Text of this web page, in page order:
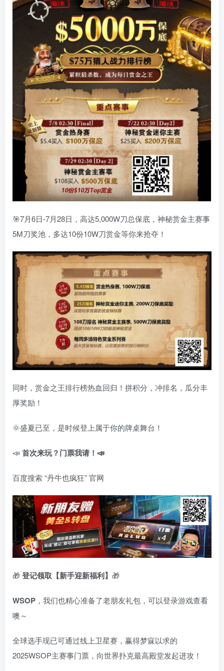
🎯7月6日-7月28日，高达5,000W刀总保底，神秘赏金主赛事
5M刀奖池，多达10份10W刀赏金等你来抢夺！
同时，赏金之王排行榜热血回归！拼积分，冲排名，瓜分丰
厚奖励！
🌞盛夏已至，是时候登上属于你的牌桌舞台！
📣 首次来玩？门票我请！📣
百度搜索 “丹牛也疯狂” 官网
🎁 登记领取【新手迎新福利】 🎁
WSOP ，我们也精心准备了老朋友礼包，可以登录游戏查看
噢～
全球选手现已可通过线上卫星赛，赢得梦寐以求的
2025WSOP主赛事门票，向世界扑克最高殿堂发起进攻！